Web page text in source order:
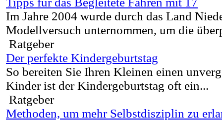
Im Jahre 2004 wurde durch das Land
Modellversuch unternommen, um die
Ratgeber
Der perfekte Kindergeburtstag
So bereiten Sie Ihren Kleinen einen
Kinder ist der Kindergeburtstag oft ein...
Ratgeber
Methoden, um mehr Selbstdisziplin zu